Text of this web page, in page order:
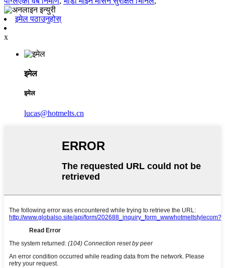
इमेल पठाउनुहोस्
x
इमेल
इमेल
lucas@hotmelts.cn